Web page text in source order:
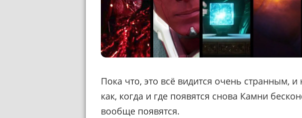
Пока что, это всё видится очень странным, и
как, когда и где появятся снова Камни
вообще появятся.